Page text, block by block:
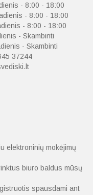
- 8:00 - 18:00
- 8:00 - 18:00
- 8:00 - 18:00
- Skambinti
- Skambinti
37244
elektroninių mokėjimų
biuro baldus mūsų
spausdami ant